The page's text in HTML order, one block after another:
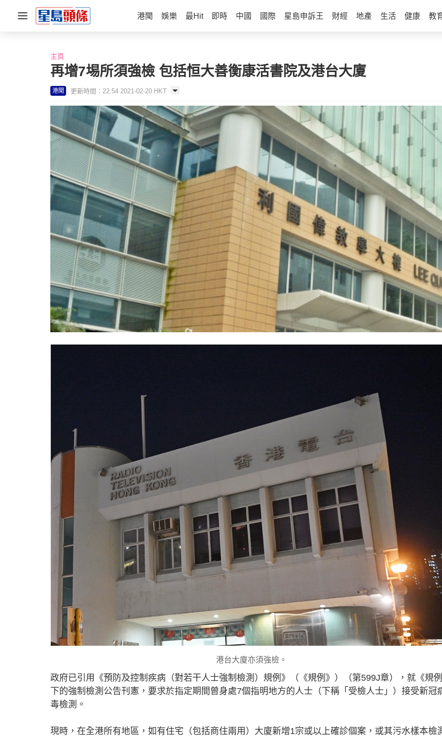
港聞 娛樂 最Hit 即時 中國 國際 星島申訴王 財經 地產 生活 健康 教
主頁
再增7埸所須強檢 包括恒大善衡康活書院及港台大廈
港聞 更新時間：22:54 2021-02-20 HKT
港台大廈亦須強檢。
政府已引用《預防及控制疾病（對若干人士強制檢測）規例》（《規例》）（第599J章），就《規例
下的強制檢測公告刊憲，要求於指定期間曾身處7個指明地方的人士（下稱「受檢人士」）接受新冠
毒檢測。
現時，在全港所有地區，如有住宅（包括商住兩用）大廈新增1宗或以上確診個案，或其污水樣本檢